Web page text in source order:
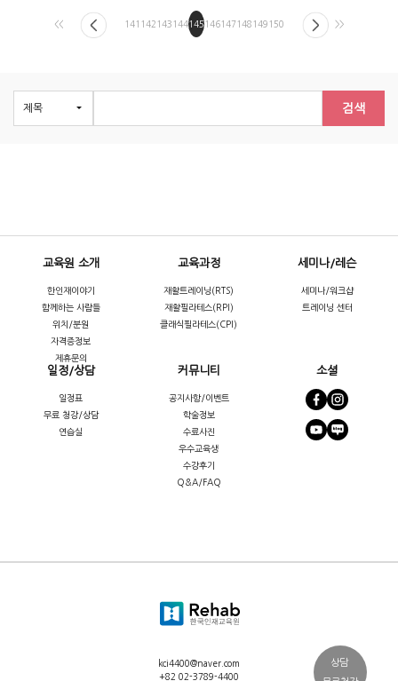
<< 141 142 143 144145146147 148 149 150 >>
검색
교육원 소개
한인재이야기
함께하는 사람들
위치/분원
자격증정보
제휴문의
교육과정
재활트레이닝(RTS)
재활필라테스(RPI)
클래식필라테스(CPI)
세미나/레슨
세미나/워크샵
트레이닝 센터
일정/상담
일정표
무료 청강/상담
연습실
커뮤니티
공지사항/이벤트
학술정보
수료사진
우수교육생
수강후기
Q&A/FAQ
소셜
kci4400@naver.com
+82 02-3789-4400
상담